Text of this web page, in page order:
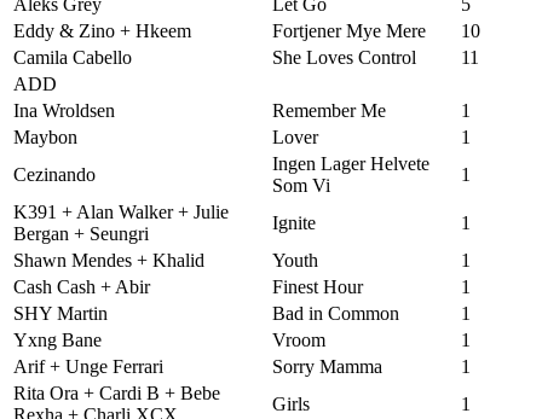
Eddy & Zino + Hkeem
Fortjener Mye Mere
10
Camila Cabello
She Loves Control
11
ADD
Ina Wroldsen
Remember Me
1
Maybon
Lover
1
Cezinando
Ingen Lager Helvete
Som Vi
1
K391 + Alan Walker + Julie
Bergan + Seungri
Ignite
1
Shawn Mendes + Khalid
Youth
1
Cash Cash + Abir
Finest Hour
1
SHY Martin
Bad in Common
1
Yxng Bane
Vroom
1
Arif + Unge Ferrari
Sorry Mamma
1
Rita Ora + Cardi B + Bebe
Rexha + Charli XCX
Girls
1